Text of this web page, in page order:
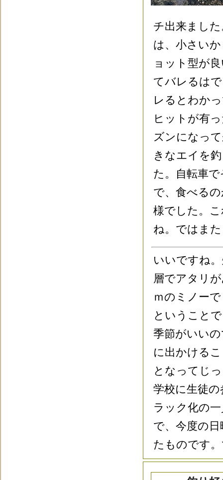
チ出来まし
は、小さい
ョット型が
てバレるは
レるとわか
ヒットが有
ズンになっ
きなエイを
た。自転車
で、食べる
様でした。
ね。ではま
いいですね
層でアタリ
ｍのミノー
ということ
季節がいい
に出かける
となってじ
学校に生徒
ラック化の
で、今度の
たものです